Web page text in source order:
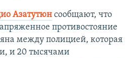
Азатутюн сообщают, что
противостояние
между полицией, которая
и 20 тысячами